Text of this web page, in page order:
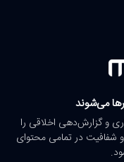
می‌شوند
و گزارش‌دهی اخلاقی را
شفافیت در تمامی محتوای